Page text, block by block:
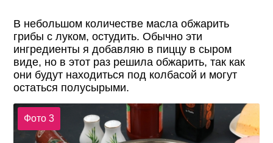
В небольшом количестве масла обжарить
грибы с луком, остудить. Обычно эти
ингредиенты я добавляю в пиццу в сыром
виде, но в этот раз решила обжарить, так как
они будут находиться под колбасой и могут
остаться полусырыми.
Фото 3